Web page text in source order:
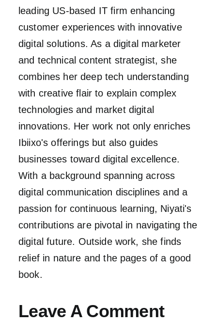
leading US-based IT firm enhancing
customer experiences with innovative
digital solutions. As a digital marketer
and technical content strategist, she
combines her deep tech understanding
with creative flair to explain complex
technologies and market digital
innovations. Her work not only enriches
Ibiixo's offerings but also guides
businesses toward digital excellence.
With a background spanning across
digital communication disciplines and a
passion for continuous learning, Niyati's
contributions are pivotal in navigating the
digital future. Outside work, she finds
relief in nature and the pages of a good
book.
Leave A Comment